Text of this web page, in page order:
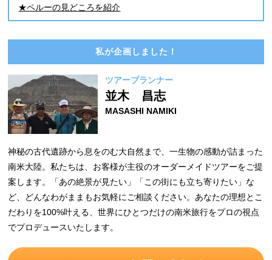
★ペルーの見どころを紹介
私が企画しました！
ツアープランナー
並木 昌志
MASASHI NAMIKI
神秘の古代遺跡から息をのむ大自然まで、一生物の感動が詰まった
南米大陸。私たちは、お客様が主役のオーダーメイドツアーをご提
案します。「あの絶景が見たい」「この街にも立ち寄りたい」な
ど、どんなわがままもお気軽にご相談ください。あなたの理想とこ
だわりを100%叶える、世界にひとつだけの南米旅行をプロの視点
でプロデュースいたします。